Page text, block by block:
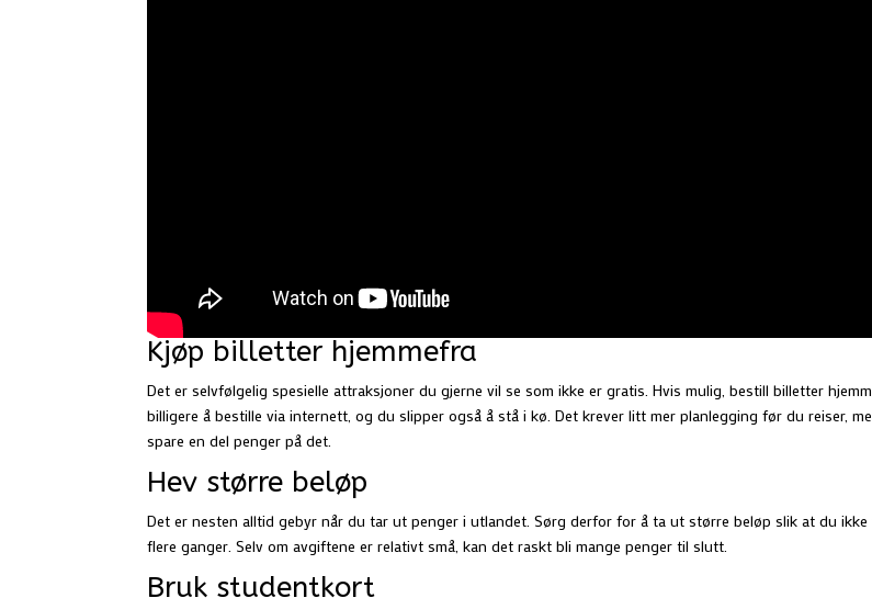
Kjøp billetter hjemmefra
Det er selvfølgelig spesielle attraksjoner du gjerne vil se som ikke er gratis. Hvis mulig, bestill billetter
billigere å bestille via internett, og du slipper også å stå i kø. Det krever litt mer planlegging før du reiser,
spare en del penger på det.
Hev større beløp
Det er nesten alltid gebyr når du tar ut penger i utlandet. Sørg derfor for å ta ut større beløp slik at du
flere ganger. Selv om avgiftene er relativt små, kan det raskt bli mange penger til slutt.
Bruk studentkort